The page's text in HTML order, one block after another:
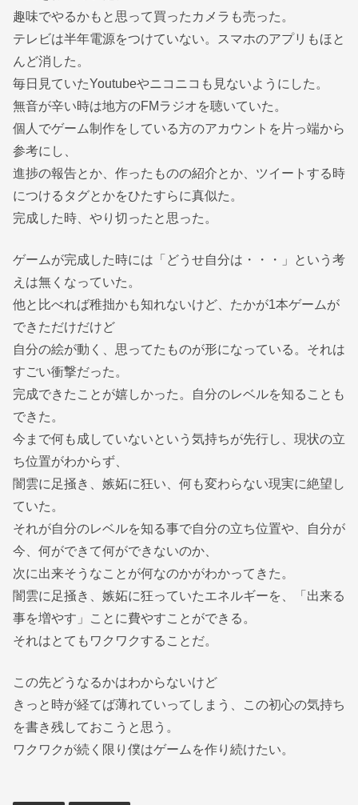
趣味でやるかもと思って買ったカメラも売った。
テレビは半年電源をつけていない。スマホのアプリもほと
んど消した。
毎日見ていたYoutubeやニコニコも見ないようにした。
無音が辛い時は地方のFMラジオを聴いていた。
個人でゲーム制作をしている方のアカウントを片っ端から
参考にし、
進捗の報告とか、作ったものの紹介とか、ツイートする時
につけるタグとかをひたすらに真似た。
完成した時、やり切ったと思った。
ゲームが完成した時には「どうせ自分は・・・」という考
えは無くなっていた。
他と比べれば稚拙かも知れないけど、たかが1本ゲームが
できただけだけど
自分の絵が動く、思ってたものが形になっている。それは
すごい衝撃だった。
完成できたことが嬉しかった。自分のレベルを知ることも
できた。
今まで何も成していないという気持ちが先行し、現状の立
ち位置がわからず、
闇雲に足掻き、嫉妬に狂い、何も変わらない現実に絶望し
ていた。
それが自分のレベルを知る事で自分の立ち位置や、自分が
今、何ができて何ができないのか、
次に出来そうなことが何なのかがわかってきた。
闇雲に足掻き、嫉妬に狂っていたエネルギーを、「出来る
事を増やす」ことに費やすことができる。
それはとてもワクワクすることだ。
この先どうなるかはわからないけど
きっと時が経てば薄れていってしまう、この初心の気持ち
を書き残しておこうと思う。
ワクワクが続く限り僕はゲームを作り続けたい。